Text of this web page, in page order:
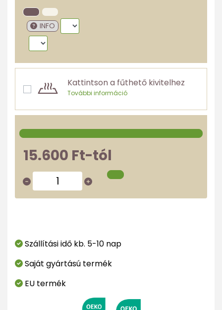
INFO
Kattintson a fűthető kivitelhez
További információ
15.600 Ft-tól
Szállítási idő kb. 5-10 nap
Saját gyártású termék
EU termék